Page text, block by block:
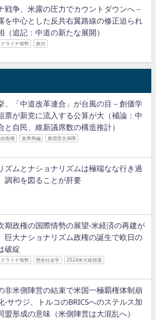
戦争、米露の圧力でカウントダウンへ－
を中心とした反共右翼路線の修正迫られ
（追記：中道の新たな展開）
クライナ情勢 政治
、「中道改革連合」が台風の目－創価学
票が新党に流入する公算が大（補論：中
と自民、維新議席数の構造推計）
衛権 政界再編 集団安全保障
ズムとナショナリズムは極端なな行き過
調和を図ることが肝要
期政権の国際情勢の展望−米経済の再建が
巨大ナショナリズム政権の誕生で欧日の
破綻
クライナ情勢 歴史社会学 2024米大統領選
非米側陣営の結束で米国一極覇権体制崩
−サウジ、トルコのBRICSへのステルス加
盟形成の意味（米側陣営は大混乱へ）